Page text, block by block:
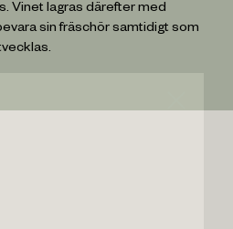
Vinet lagras därefter med
sin fräschör samtidigt som